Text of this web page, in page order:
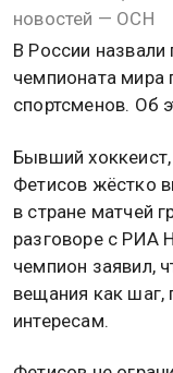
новостей — ОСН
В России назвали
чемпионата мира
спортсменов. Об
Бывший
Фетисов жёстко
в стране матчей
разговоре с РИА
чемпион заявил,
вещания как
интересам.